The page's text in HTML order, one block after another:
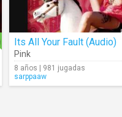
Its All Your Fault (Audio)
Pink
8 años | 981 jugadas
sarppaaw